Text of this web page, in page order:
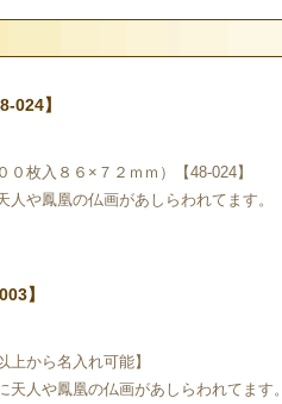
024】
枚入８６×７２ｍｍ）【48-024】
人や鳳凰の仏画があしらわれてます。
】
上から名入れ可能】
天人や鳳凰の仏画があしらわれてます。